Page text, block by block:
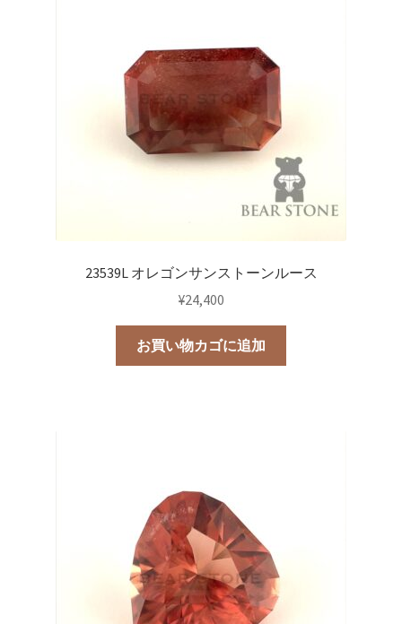
23539L オレゴンサンストーンルース
¥24,400
お買い物カゴに追加